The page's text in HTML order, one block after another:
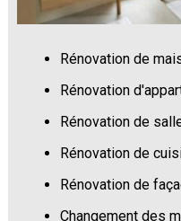
Rénovation de
Rénovation
Rénovation de
Rénovation de
Rénovation de
Changement des